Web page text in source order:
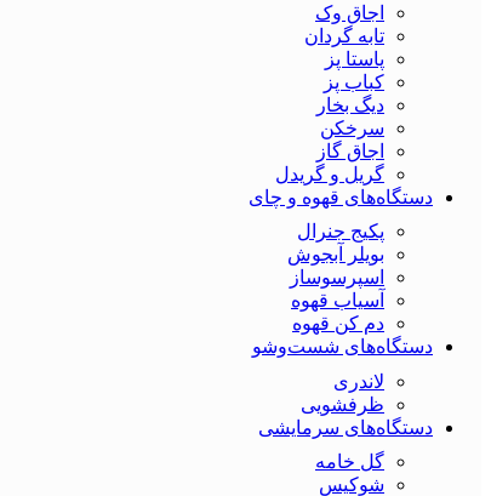
اجاق وک
تابه گردان
پاستا پز
کباب پز
دیگ بخار
سرخکن
اجاق گاز
گریل و گریدل
دستگاه‌های قهوه و چای
پکیج جنرال
بویلر آبجوش
اسپرسوساز
آسیاب قهوه
دم کن قهوه
دستگاه‌های شست‌و‌شو
لاندری
ظرفشویی
دستگاه‌های سرمایشی
گل خامه
شوکیس